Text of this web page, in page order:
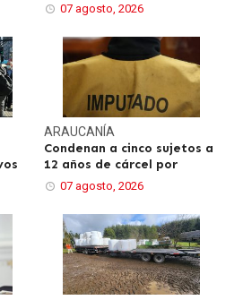
07 agosto, 2026
ARAUCANÍA
Condenan a cinco sujetos a
12 años de cárcel por
07 agosto, 2026